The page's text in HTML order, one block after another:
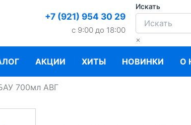
+7 (921) 954 30 29
c 9:00 до 18:00
Искать
×
АКЦИИ ХИТЫ НОВИНКИ О
700мл АВГ